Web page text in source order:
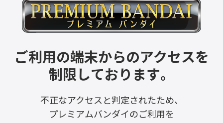
ご利用の端末からのアクセスを
制限しております。
不正なアクセスと判定されたため、
プレミアムバンダイのご利用を